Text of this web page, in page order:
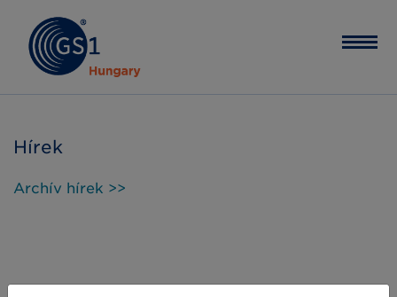
Hírek
Archív hírek >>